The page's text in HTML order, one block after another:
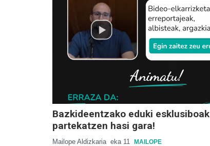
Bazkideentzako eduki esklusiboak
partekatzen hasi gara!
Mailope Aldizkaria eka 11 MAILOPE